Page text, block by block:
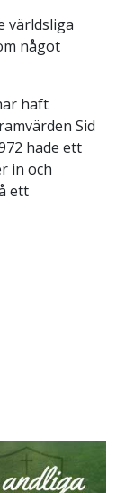
världsliga
något
haft
Sid
hade ett
in och
ett